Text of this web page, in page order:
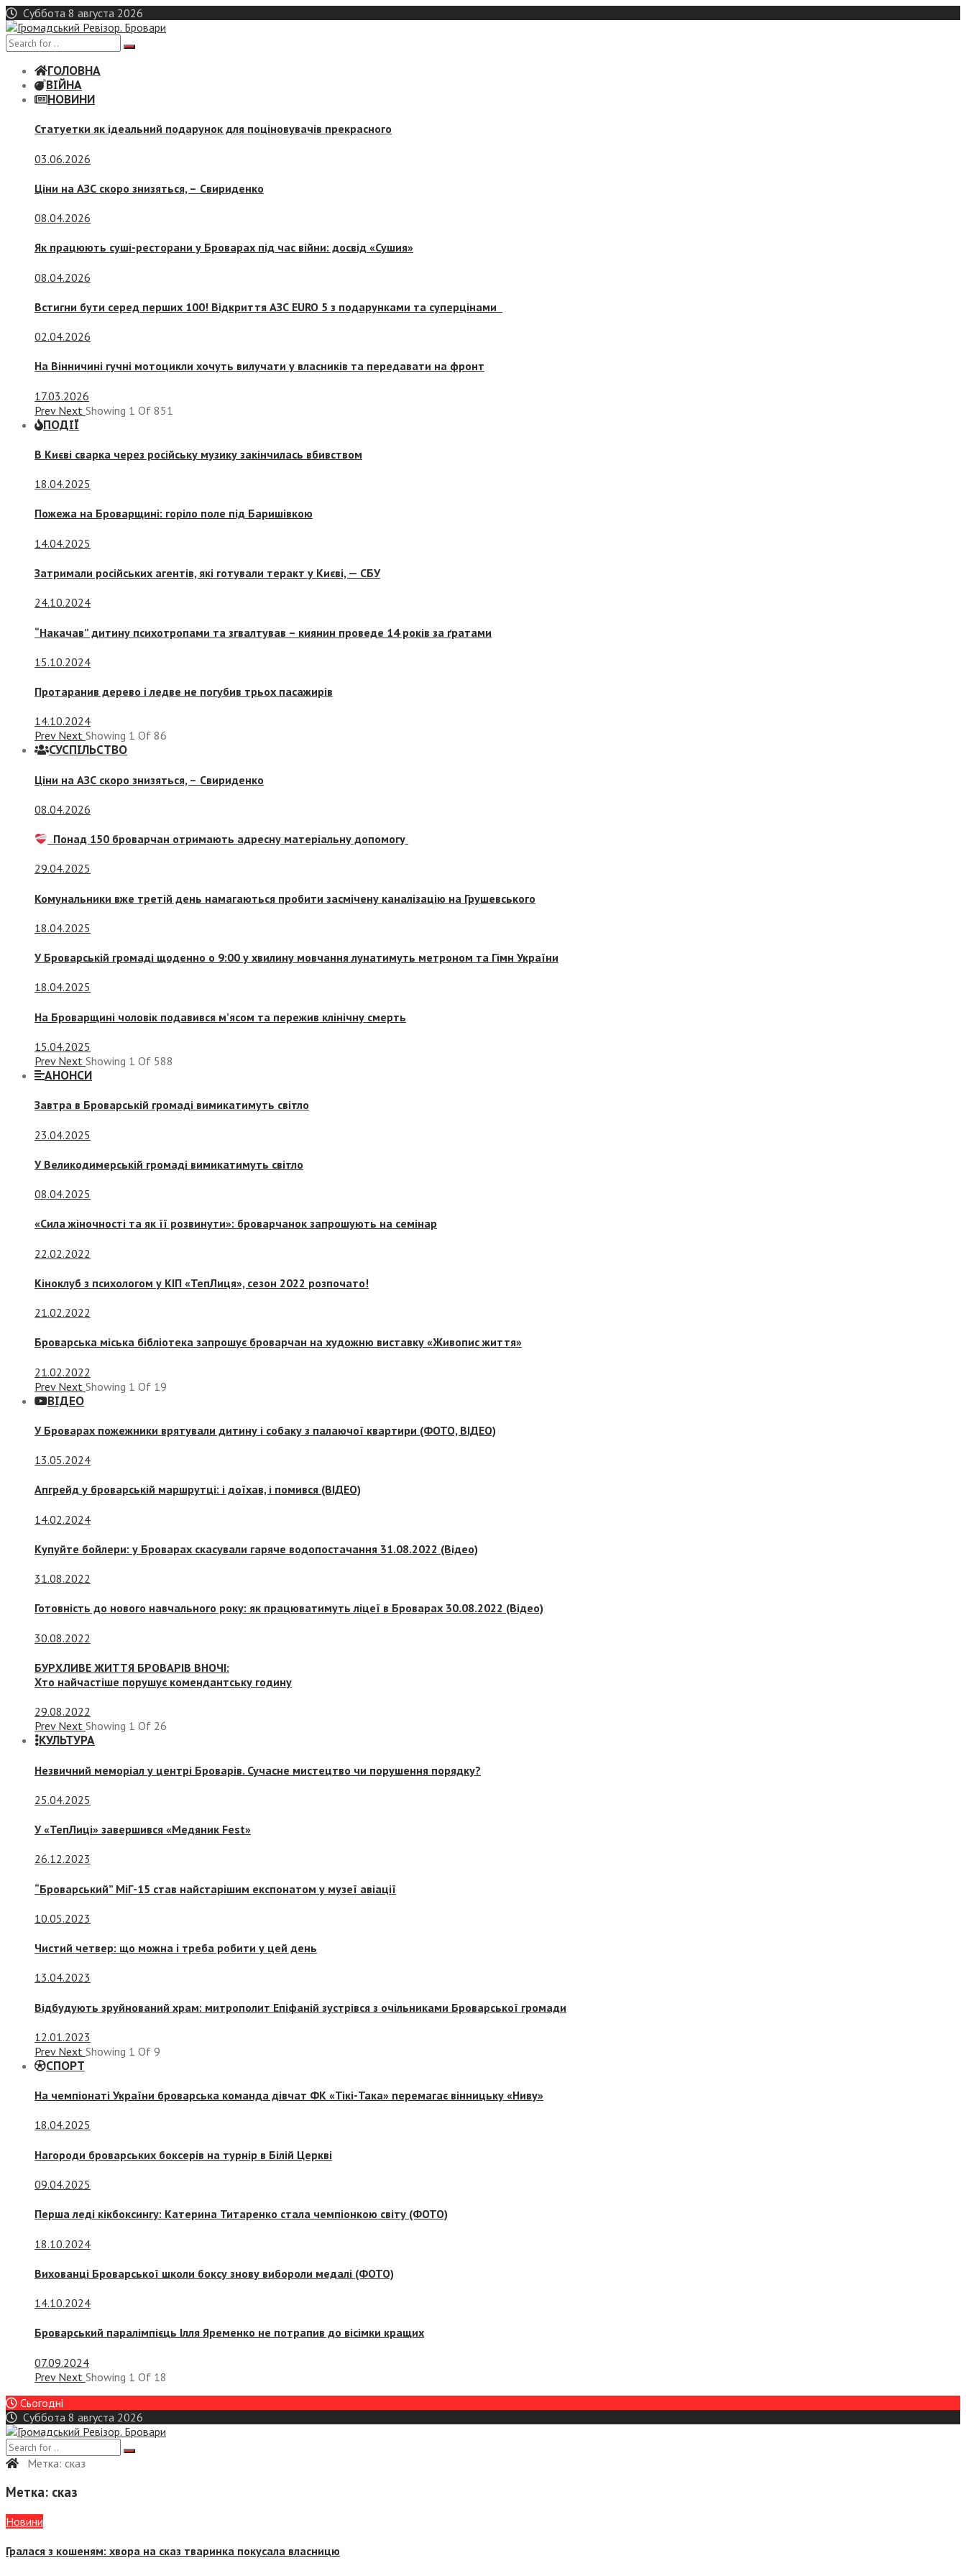
Skip
to
content
Суббота 8 августа 2026
ГОЛОВНА
ВІЙНА
НОВИНИ
Статуетки як ідеальний подарунок для поціновувачів прекрасного
03.06.2026
Ціни на АЗС скоро знизяться, – Свириденко
08.04.2026
Як працюють суші-ресторани у Броварах під час війни: досвід «Сушия»
08.04.2026
Встигни бути серед перших 100! Відкриття АЗС EURO 5 з подарунками та суперцінами
02.04.2026
На Вінничині гучні мотоцикли хочуть вилучати у власників та передавати на фронт
17.03.2026
Prev Next Showing 1 Of 851
ПОДІЇ
В Києві сварка через російську музику закінчилась вбивством
18.04.2025
Пожежа на Броварщині: горіло поле під Баришівкою
14.04.2025
Затримали російських агентів, які готували теракт у Києві, — СБУ
24.10.2024
“Накачав” дитину психотропами та згвалтував – киянин проведе 14 років за ґратами
15.10.2024
Протаранив дерево і ледве не погубив трьох пасажирів
14.10.2024
Prev Next Showing 1 Of 86
СУСПIЛЬСТВО
Ціни на АЗС скоро знизяться, – Свириденко
08.04.2026
Понад 150 броварчан отримають адресну матеріальну допомогу
29.04.2025
Комунальники вже третій день намагаються пробити засмічену каналізацію на Грушевського
18.04.2025
У Броварській громаді щоденно о 9:00 у хвилину мовчання лунатимуть метроном та Гімн України
18.04.2025
На Броварщині чоловік подавився м’ясом та пережив клінічну смерть
15.04.2025
Prev Next Showing 1 Of 588
АНОНСИ
Завтра в Броварській громаді вимикатимуть світло
23.04.2025
У Великодимерській громаді вимикатимуть світло
08.04.2025
«Сила жіночності та як її розвинути»: броварчанок запрошують на семінар
22.02.2022
Кіноклуб з психологом у КІП «ТепЛиця», сезон 2022 розпочато!
21.02.2022
Броварська міська бібліотека запрошує броварчан на художню виставку «Живопис життя»
21.02.2022
Prev Next Showing 1 Of 19
ВІДЕО
У Броварах пожежники врятували дитину і собаку з палаючої квартири (ФОТО, ВІДЕО)
13.05.2024
Апгрейд у броварській маршрутці: і доїхав, і помився (ВІДЕО)
14.02.2024
Купуйте бойлери: у Броварах скасували гаряче водопостачання 31.08.2022 (Відео)
31.08.2022
Готовність до нового навчального року: як працюватимуть ліцеї в Броварах 30.08.2022 (Відео)
30.08.2022
БУРХЛИВЕ ЖИТТЯ БРОВАРІВ ВНОЧІ:
Хто найчастіше порушує комендантську годину
29.08.2022
Prev Next Showing 1 Of 26
КУЛЬТУРА
Незвичний меморіал у центрі Броварів. Сучасне мистецтво чи порушення порядку?
25.04.2025
У «ТепЛиці» завершився «Медяник Fest»
26.12.2023
“Броварський” МіГ-15 став найстарішим експонатом у музеї авіації
10.05.2023
Чистий четвер: що можна і треба робити у цей день
13.04.2023
Відбудують зруйнований храм: митрополит Епіфаній зустрівся з очільниками Броварської громади
12.01.2023
Prev Next Showing 1 Of 9
СПОРТ
На чемпіонаті України броварська команда дівчат ФК «Тікі-Така» перемагає вінницьку «Ниву»
18.04.2025
Нагороди броварських боксерів на турнір в Білій Церкві
09.04.2025
Перша леді кікбоксингу: Катерина Титаренко стала чемпіонкою світу (ФОТО)
18.10.2024
Вихованці Броварської школи боксу знову вибороли медалі (ФОТО)
14.10.2024
Броварський паралімпієць Ілля Яременко не потрапив до вісімки кращих
07.09.2024
Prev Next Showing 1 Of 18
Сьогодні
Суббота 8 августа 2026
Метка: сказ
Метка: сказ
Новини
Гралася з кошеням: хвора на сказ тваринка покусала власницю